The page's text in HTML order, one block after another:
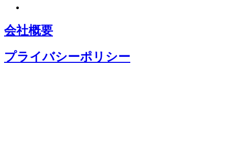
会社概要
プライバシーポリシー